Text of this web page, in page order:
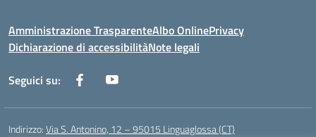
Amministrazione TrasparenteAlbo OnlinePrivacy
Dichiarazione di accessibilitàNote legali
Seguici su:
Indirizzo:Via S. Antonino, 12 – 95015 Linguaglossa (CT)